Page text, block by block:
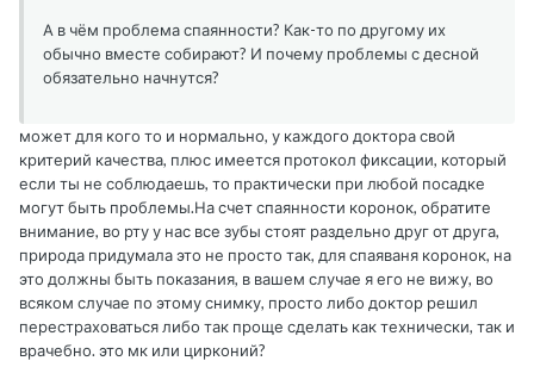
А в чём проблема спаянности? Как-то по другому их
обычно вместе собирают? И почему проблемы с десной
обязательно начнутся?
может для кого то и нормально, у каждого доктора свой
критерий качества, плюс имеется протокол фиксации, который
если ты не соблюдаешь, то практически при любой посадке
могут быть проблемы.На счет спаянности коронок, обратите
внимание, во рту у нас все зубы стоят раздельно друг от друга,
природа придумала это не просто так, для спаяваня коронок, на
это должны быть показания, в вашем случае я его не вижу, во
всяком случае по этому снимку, просто либо доктор решил
перестраховаться либо так проще сделать как технически, так и
врачебно. это мк или цирконий?